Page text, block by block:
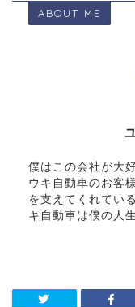
ABOUT ME
僕はこの会社が大
ウキ自動車のお客
を支えてくれてい
キ自動車は僕の人